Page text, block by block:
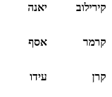
קירילוב יאנה
קרמר אסף
קרן עידו